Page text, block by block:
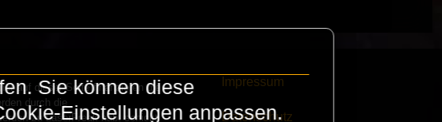
auf dieser Seite finanzieren die
durch die
zu LaserFreak habt schickt
Impressum
Datenschutz
Sie können diese
Einstellungen anpassen.